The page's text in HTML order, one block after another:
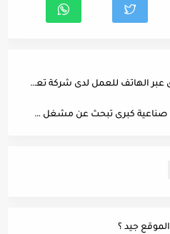
مطلوب مدخل بيانات و تسويق عبر الهاتف للعمل لدى شركة تعمل في مجال العطاءات والمناقصات في عمان
اعلان توظيف صادر عن شركة صناعية كبرى تبحث عن مشغل غرفة تحكم مركزية
جيد ؟